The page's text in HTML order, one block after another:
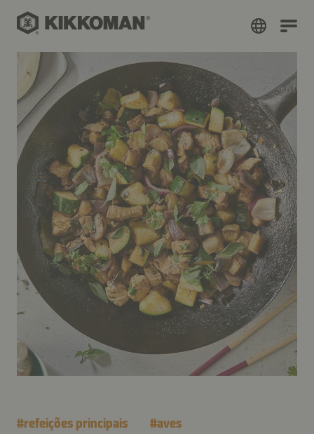
#refeições principais #aves